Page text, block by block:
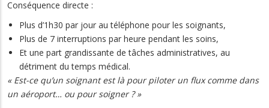
Conséquence directe :
Plus d’1h30 par jour au téléphone pour les soignants,
Plus de 7 interruptions par heure pendant les soins,
Et une part grandissante de tâches administratives, au
détriment du temps médical.
« Est-ce qu’un soignant est là pour piloter un flux comme dans
un aéroport… ou pour soigner ? »